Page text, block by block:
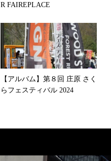
R FAIREPLACE
【アルバム】第８回 庄原 さく
らフェスティバル 2024